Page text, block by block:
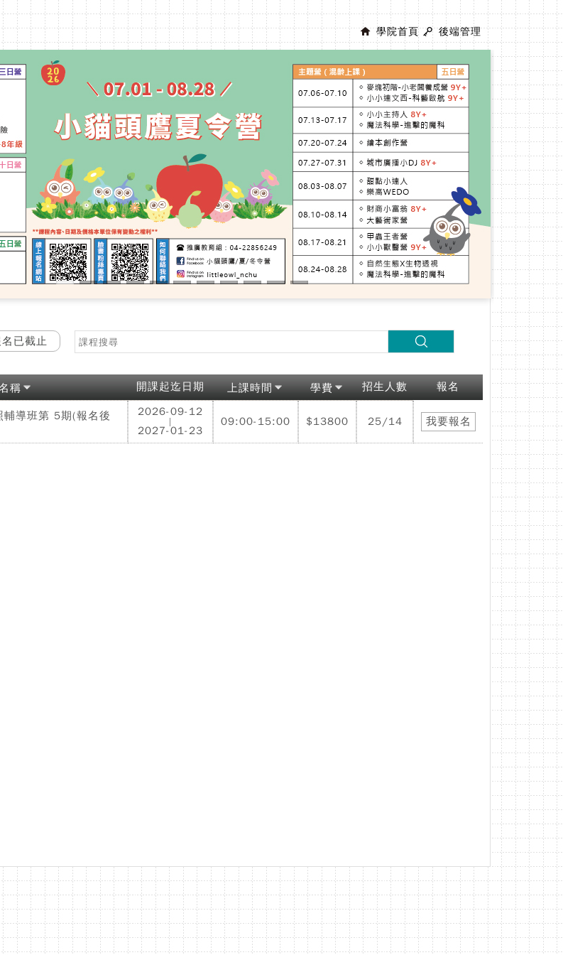
學院首頁 後端管理
已截止
稱 開課起迄日期 上課時間 學費 招生人數 報名
導班第 5期(報名後
2026-09-12
|
2027-01-23
09:00-15:00 $13800 25/14 我要報名